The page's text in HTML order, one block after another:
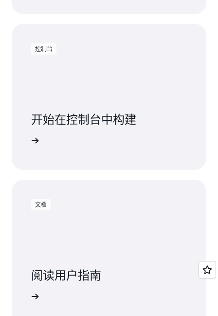
控制台
开始在控制台中构建
文档
阅读用户指南